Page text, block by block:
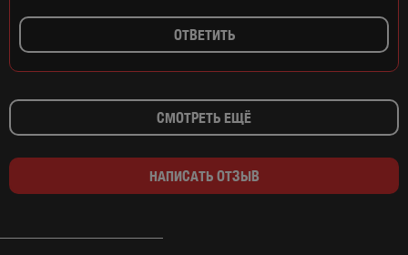
ОТВЕТИТЬ
СМОТРЕТЬ ЕЩЁ
НАПИСАТЬ ОТЗЫВ